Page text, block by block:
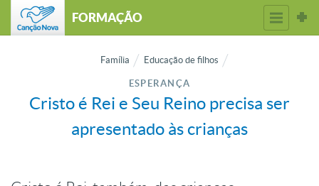
FORMAÇÃO
Família Educação de filhos
ESPERANÇA
Cristo é Rei e Seu Reino precisa ser
apresentado às crianças